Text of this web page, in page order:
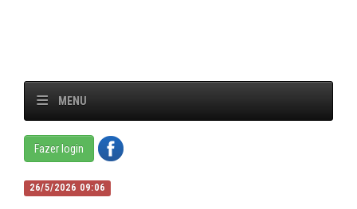
MENU
Fazer login
26/5/2026 09:06